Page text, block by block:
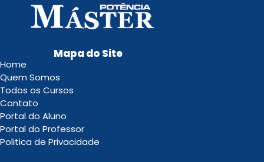
Mapa do Site
Home
Quem Somos
Todos os Cursos
Contato
Portal do Aluno
Portal do Professor
Politica de Privacidade